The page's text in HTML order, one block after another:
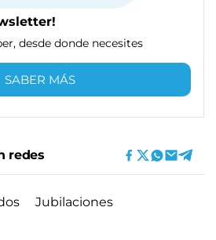
desde donde necesites
SABER MÁS
redes
Jubilaciones